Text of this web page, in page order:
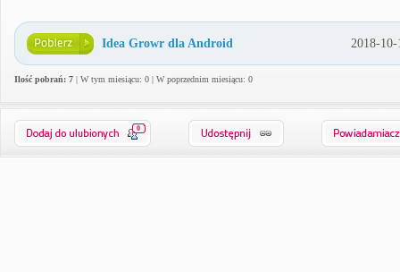
Idea Growr dla Android 2018-10-
Ilość pobrań: 7 | W tym miesiącu: 0 | W poprzednim miesiącu: 0
0